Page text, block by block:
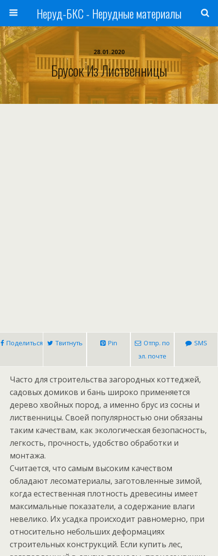
Неруд-БКС - Нерудные материалы
28.01.2020
Брусок Из Лиственницы
Поделиться Твитнуть Pin
Отпр. по
эл. почте
SMS
Часто для строительства загородных коттеджей,
садовых домиков и бань широко применяется
дерево хвойных пород, а именно брус из сосны и
лиственницы. Своей популярностью они обязаны
таким качествам, как экологическая безопасность,
легкость, прочность, удобство обработки и
монтажа.
Считается, что самым высоким качеством
обладают лесоматериалы, заготовленные зимой,
когда естественная плотность древесины имеет
максимальные показатели, а содержание влаги
невелико. Их усадка происходит равномерно, при
относительно небольших деформациях
строительных конструкций. Если купить лес,